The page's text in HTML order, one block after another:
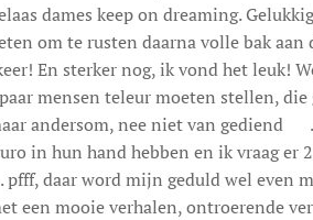
dames keep on dreaming.
om te rusten daarna volle bak aan
En sterker nog, ik vond het leuk!
mensen teleur moeten stellen,
andersom, nee niet van gediend
in hun hand hebben en ik vraag er
daar word mijn geduld wel even
een mooie verhalen, ontroerende